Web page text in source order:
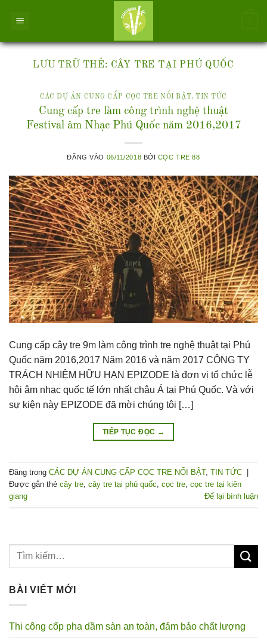
LƯU TRỮ THẺ: CÂY TRE TẠI PHÚ QUỐC
CÁC DỰ ÁN CUNG CẤP CỌC TRE NỔI BẬT,TIN TỨC
Cung cấp tre làm công trình nghệ thuật
Festival âm Nhạc Phú Quốc năm 2016,2017
ĐĂNG VÀO 06/11/2018 BỞI CỌC TRE 88
Cung cấp cây tre 9m làm công trình tre nghệ thuật tại Phú
Quốc năm 2016,2017 Năm 2016 và năm 2017 CÔNG TY
TRÁCH NHIỆM HỮU HẠN EPIZODE là đơn vị tổ chức lễ
hội âm nhạc quốc tế lớn nhất châu Á tại Phú Quốc. Và với
sự kiện này EPIZODE đã mời chúng tôi […]
TIẾP TỤC ĐỌC →
Đăng trong CÁC DỰ ÁN CUNG CẤP CỌC TRE NỔI BẬT, TIN TỨC
Được gắn thẻ cây tre, cây tre tại phú quốc, cọc tre, cọc tre tại kiên
giang
Để lại bình luận
BÀI VIẾT MỚI
Thi công cốp pha dầm sàn an toàn, đảm bảo chất lượng